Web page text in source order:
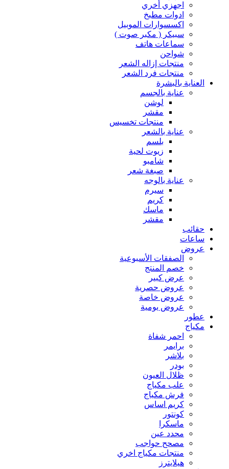
اجهزي أخري
ادوات مطبخ
اكسسوارات الموبيل
سبيكر ( مكبر صوت )
سماعات هاتف
شواحن
منتجات إزاله الشعر
منتجات فرد الشعر
العناية بالبشرة
عناية بالجسم
لوشن
مقشر
منتجات تخسيس
عناية بالشعر
بلسم
زيوت لحية
شامبو
صبغة شعر
عناية بالوجه
سيرم
كريم
ماسك
مقشر
حقائب
ساعات
عروض
الصفقات الأسبوعية
خصم المنتج
عرض كبير
عروض حصرية
عروض خاصة
عروض يومية
عطور
مكياج
احمر شفاة
برايمر
بلاشر
بودر
ظلال العيون
علب مكياج
فرش مكياج
كريم اساس
كونتور
ماسكرا
محدد عين
مصحح حواجب
منتجات مكياج اخري
هيلايترز